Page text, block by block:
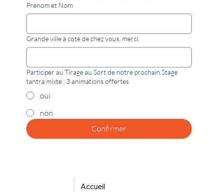
Prénom et Nom
Grande ville à coté de chez vous, merci.
Participer au Tirage au Sort de notre prochain Stage
tantra mixte : 3 animations offertes
oui
non
Confirmer
Accueil